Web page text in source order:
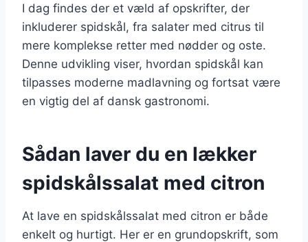
I dag findes der et væld af opskrifter, der
inkluderer spidskål, fra salater med citrus til
mere komplekse retter med nødder og oste.
Denne udvikling viser, hvordan spidskål kan
tilpasses moderne madlavning og fortsat være
en vigtig del af dansk gastronomi.
Sådan laver du en lækker
spidskålssalat med citron
At lave en spidskålssalat med citron er både
enkelt og hurtigt. Her er en grundopskrift, som